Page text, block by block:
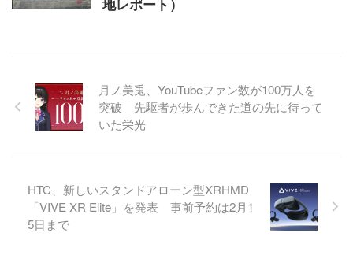
地レポート）
月ノ美兎、YouTubeファン数が100万人を
突破 先駆者が歩んできた道の先に待って
いた栄光
HTC、新しいスタンドアローン型XRHMD
「VIVE XR Elite」を発表 事前予約は2月1
5日まで